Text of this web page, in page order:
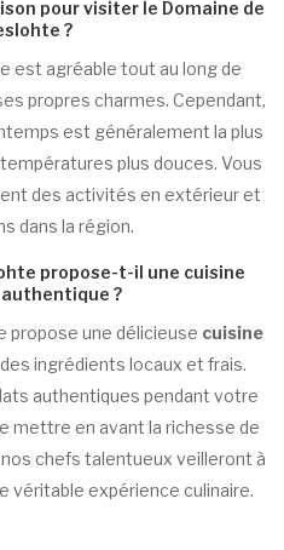
pour visiter le Domaine de
?
est agréable tout au long de
propres charmes. Cependant,
est généralement la plus
plus douces. Vous
des activités en extérieur et
dans la région.
propose-t-il une cuisine
?
propose une délicieuse cuisine
ingrédients locaux et frais.
authentiques pendant votre
mettre en avant la richesse de
chefs talentueux veilleront à
véritable expérience culinaire.